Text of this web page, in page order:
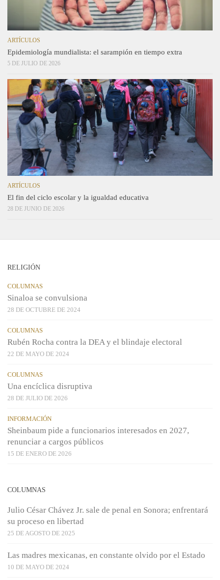
ARTÍCULOS
Epidemiología mundialista: el sarampión en tiempo extra
5 DE JULIO DE 2026
ARTÍCULOS
El fin del ciclo escolar y la igualdad educativa
28 DE JUNIO DE 2026
RELIGIÓN
COLUMNAS
Sinaloa se convulsiona
28 DE OCTUBRE DE 2024
COLUMNAS
Rubén Rocha contra la DEA y el blindaje electoral
22 DE MAYO DE 2024
COLUMNAS
Una encíclica disruptiva
28 DE JULIO DE 2026
INFORMACIÓN
Sheinbaum pide a funcionarios interesados en 2027,
renunciar a cargos públicos
15 DE ENERO DE 2026
COLUMNAS
Julio César Chávez Jr. sale de penal en Sonora; enfrentará
su proceso en libertad
25 DE AGOSTO DE 2025
Las madres mexicanas, en constante olvido por el Estado
10 DE MAYO DE 2024